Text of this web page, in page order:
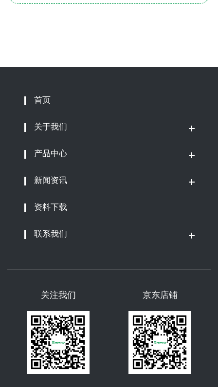
首页
关于我们
产品中心
新闻资讯
资料下载
联系我们
京东店铺
关注我们